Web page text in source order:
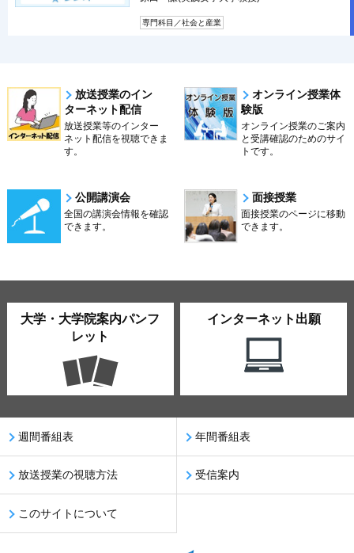
専門科目／社会と産業
放送授業のイン
ターネット配信
放送授業等のインター
ネット配信を視聴できま
す。
オンライン授業体
験版
オンライン授業のご案内
と受講確認のためのサイ
トです。
公開講演会
全国の講演会情報を確認
できます。
面接授業
面接授業のページに移動
できます。
大学・大学院案内パンフ
レット
インターネット出願
週間番組表 年間番組表
放送授業の視聴方法 受信案内
このサイトについて